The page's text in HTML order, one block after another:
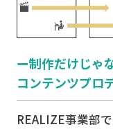
ー制作だけじゃ
コンテンツプロ
REALIZE事業部